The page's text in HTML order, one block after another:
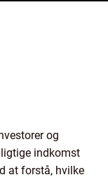
og
indkomst
at forstå, hvilke